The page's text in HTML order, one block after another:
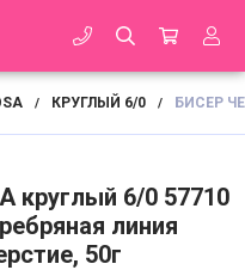
/ КРУГЛЫЙ 6/0 / БИСЕР
круглый 6/0 57710
линия
50г